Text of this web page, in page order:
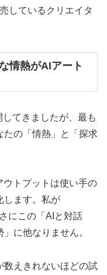
しているクリエイタ
情熱がAIアート
てきましたが、最も
たの「情熱」と「探求
トプットは使い手の
します。私が
にこの「AIと対話
に他なりません。
数えきれないほどの試